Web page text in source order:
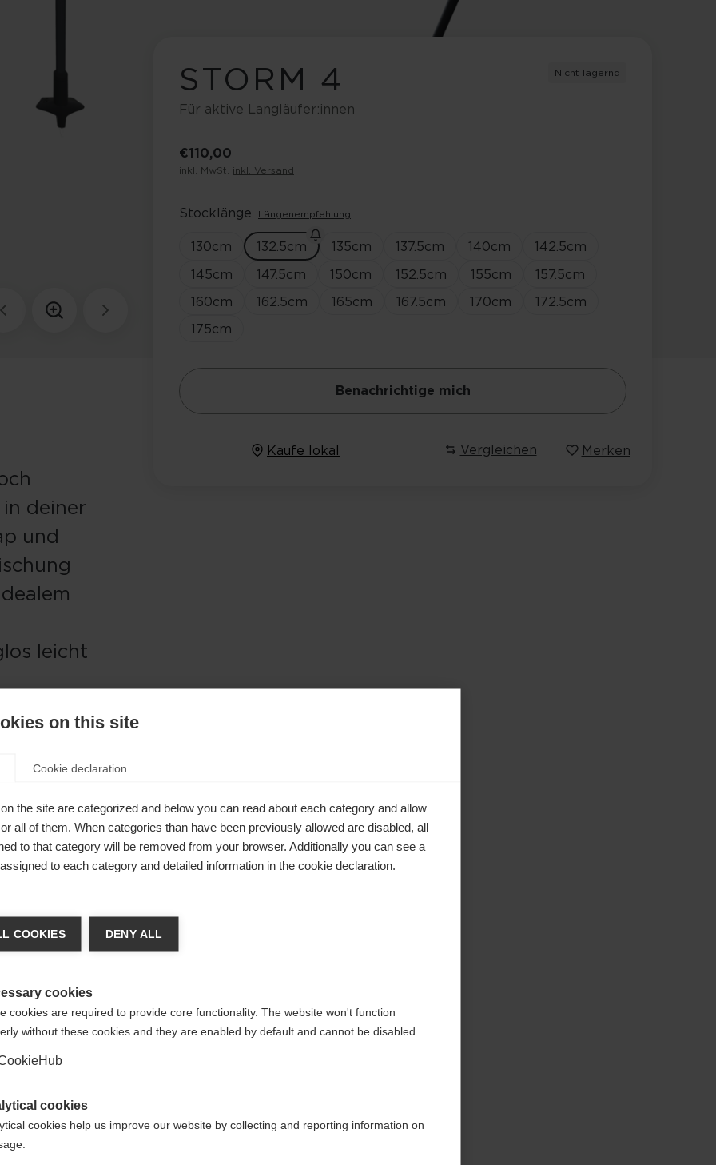
STORM 4
Für aktive Langläufer:innen
Nicht lagernd
€ 110,00
inkl. MwSt. inkl. Versand
Stocklänge Längenempfehlung
130cm 132.5cm 135cm 137.5cm 140cm 142.5cm
145cm 147.5cm 150cm 152.5cm 155cm 157.5cm
160cm 162.5cm 165cm 167.5cm 170cm 172.5cm
175cm
Benachrichtige mich
Kaufe lokal Vergleichen Merken
deiner
und
leicht
wechseln
Staaten (Englisch)
Ja, ich möchte umgeleitet werden
on this site
Cookie declaration
the site are categorized and below you can read about each category and allow
all of them. When categories than have been previously allowed are disabled, all
to that category will be removed from your browser. Additionally you can see a
to each category and detailed information in the cookie declaration.
COOKIES DENY ALL
cookies
cookies are required to provide core functionality. The website won't function
without these cookies and they are enabled by default and cannot be disabled.
cookies
cookies help us improve our website by collecting and reporting information on